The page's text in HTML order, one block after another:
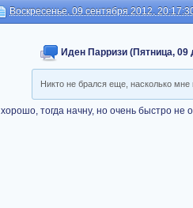
Воскресенье, 09 сентября 2012,
Иден Парризи (Пятница, 09
Никто не брался еще, насколько
хорошо, тогда начну, но очень быстро не